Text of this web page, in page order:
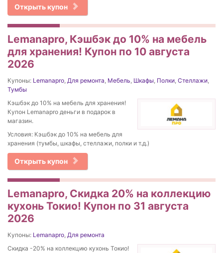
Открыть купон
Lemanapro, Кэшбэк до 10% на мебель
для хранения! Купон по 10 августа
2026
Купоны: Lemanapro, Для ремонта, Мебель, Шкафы, Полки, Стеллажи,
Тумбы
Кэшбэк до 10% на мебель для хранения!
Купон Lemanapro деньги в подарок в
магазин.
Условия: Кэшбэк до 10% на мебель для
хранения (тумбы, шкафы, стеллажи, полки и т.д.)
Открыть купон
Lemanapro, Скидка 20% на коллекцию
кухонь Токио! Купон по 31 августа
2026
Купоны: Lemanapro, Для ремонта
Скидка -20% на коллекцию кухонь Токио!